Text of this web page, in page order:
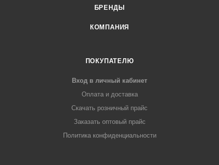
БРЕНДЫ
КОМПАНИЯ
ПОКУПАТЕЛЮ
Вход в личный кабинет
Оплата и доставка
Скачать розничный прайс
Заказать оптовый прайс
Политика конфиденциальности